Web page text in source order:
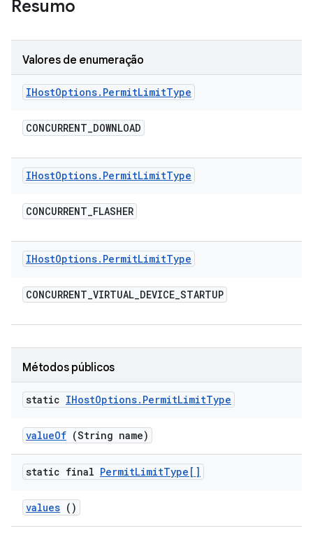
Resumo
Valores de enumeração
IHostOptions. PermitLimitType
CONCURRENT_DOWNLOAD
IHostOptions. PermitLimitType
CONCURRENT_FLASHER
IHostOptions. PermitLimitType
CONCURRENT_VIRTUAL_DEVICE_STARTUP
Métodos públicos
static IHostOptions. PermitLimitType
valueOf (String name)
static final PermitLimitType[]
values ()